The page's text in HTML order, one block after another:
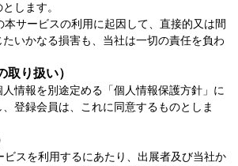
します。
サービスの利用に起因して、直接的又は間
いかなる損害も、当社は一切の責任を負わ
取り扱い）
情報を別途定める「個人情報保護方針」に
登録会員は、これに同意するものとしま
ビスを利用するにあたり、出展者及び当社か